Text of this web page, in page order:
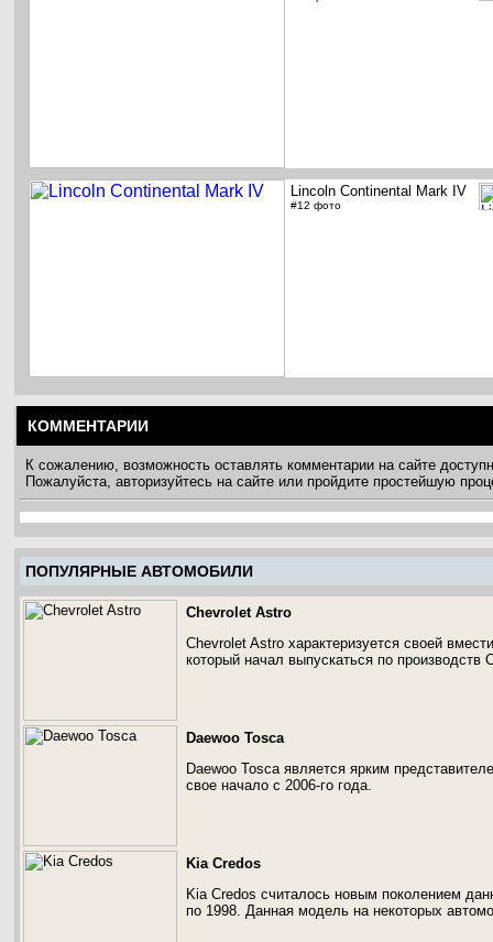
Lincoln Continental Mark IV
#12 фото
КОММЕНТАРИИ
К сожалению, возможность оставлять комментарии на сайте
Пожалуйста, авторизуйтесь на сайте или пройдите простейшую
ПОПУЛЯРНЫЕ АВТОМОБИЛИ
Chevrolet Astro
Chevrolet Astro характеризуется своей
который начал выпускаться по производств
Daewoo Tosca
Daewoo Tosca является ярким
свое начало с 2006-го года.
Kia Credos
Kia Credos считалось новым поколением
по 1998. Данная модель на некоторых